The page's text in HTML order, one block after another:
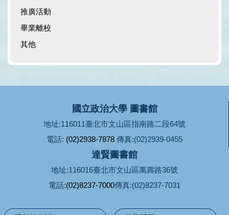
推廣活動
畢業離校
其他
國立政治大學 圖書館
地址:116011臺北市文山區指南路二段64號
電話: (02)2938-7878 傳真:(02)2939-0455
達賢圖書館
地址:116016臺北市文山區萬壽路36號
電話:(02)8237-7000傳真:(02)8237-7031